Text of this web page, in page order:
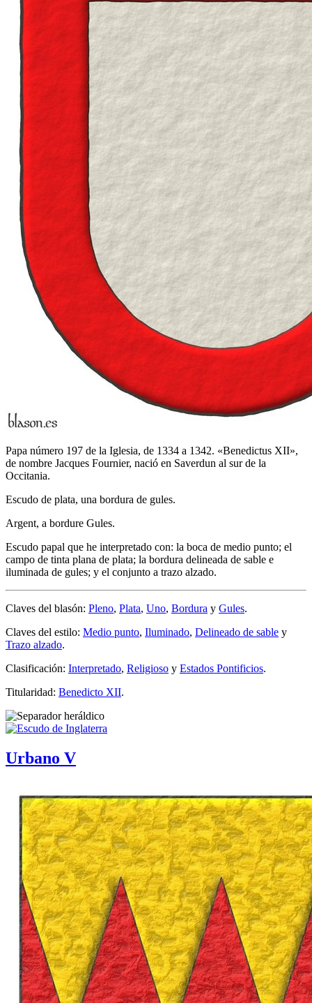
Papa número 197 de la Iglesia, de 1334 a 1342. «Benedictus XII»,
de nombre Jacques Fournier, nació en Saverdun al sur de la
Occitania.
Escudo de plata, una bordura de gules.
Argent, a bordure Gules.
Escudo papal que he interpretado con: la boca de medio punto; el
campo de tinta plana de plata; la bordura delineada de sable e
iluminada de gules; y el conjunto a trazo alzado.
Claves del blasón: Pleno, Plata, Uno, Bordura y Gules.
Claves del estilo: Medio punto, Iluminado, Delineado de sable y
Trazo alzado.
Clasificación: Interpretado, Religioso y Estados Pontificios.
Titularidad: Benedicto XII.
Urbano V